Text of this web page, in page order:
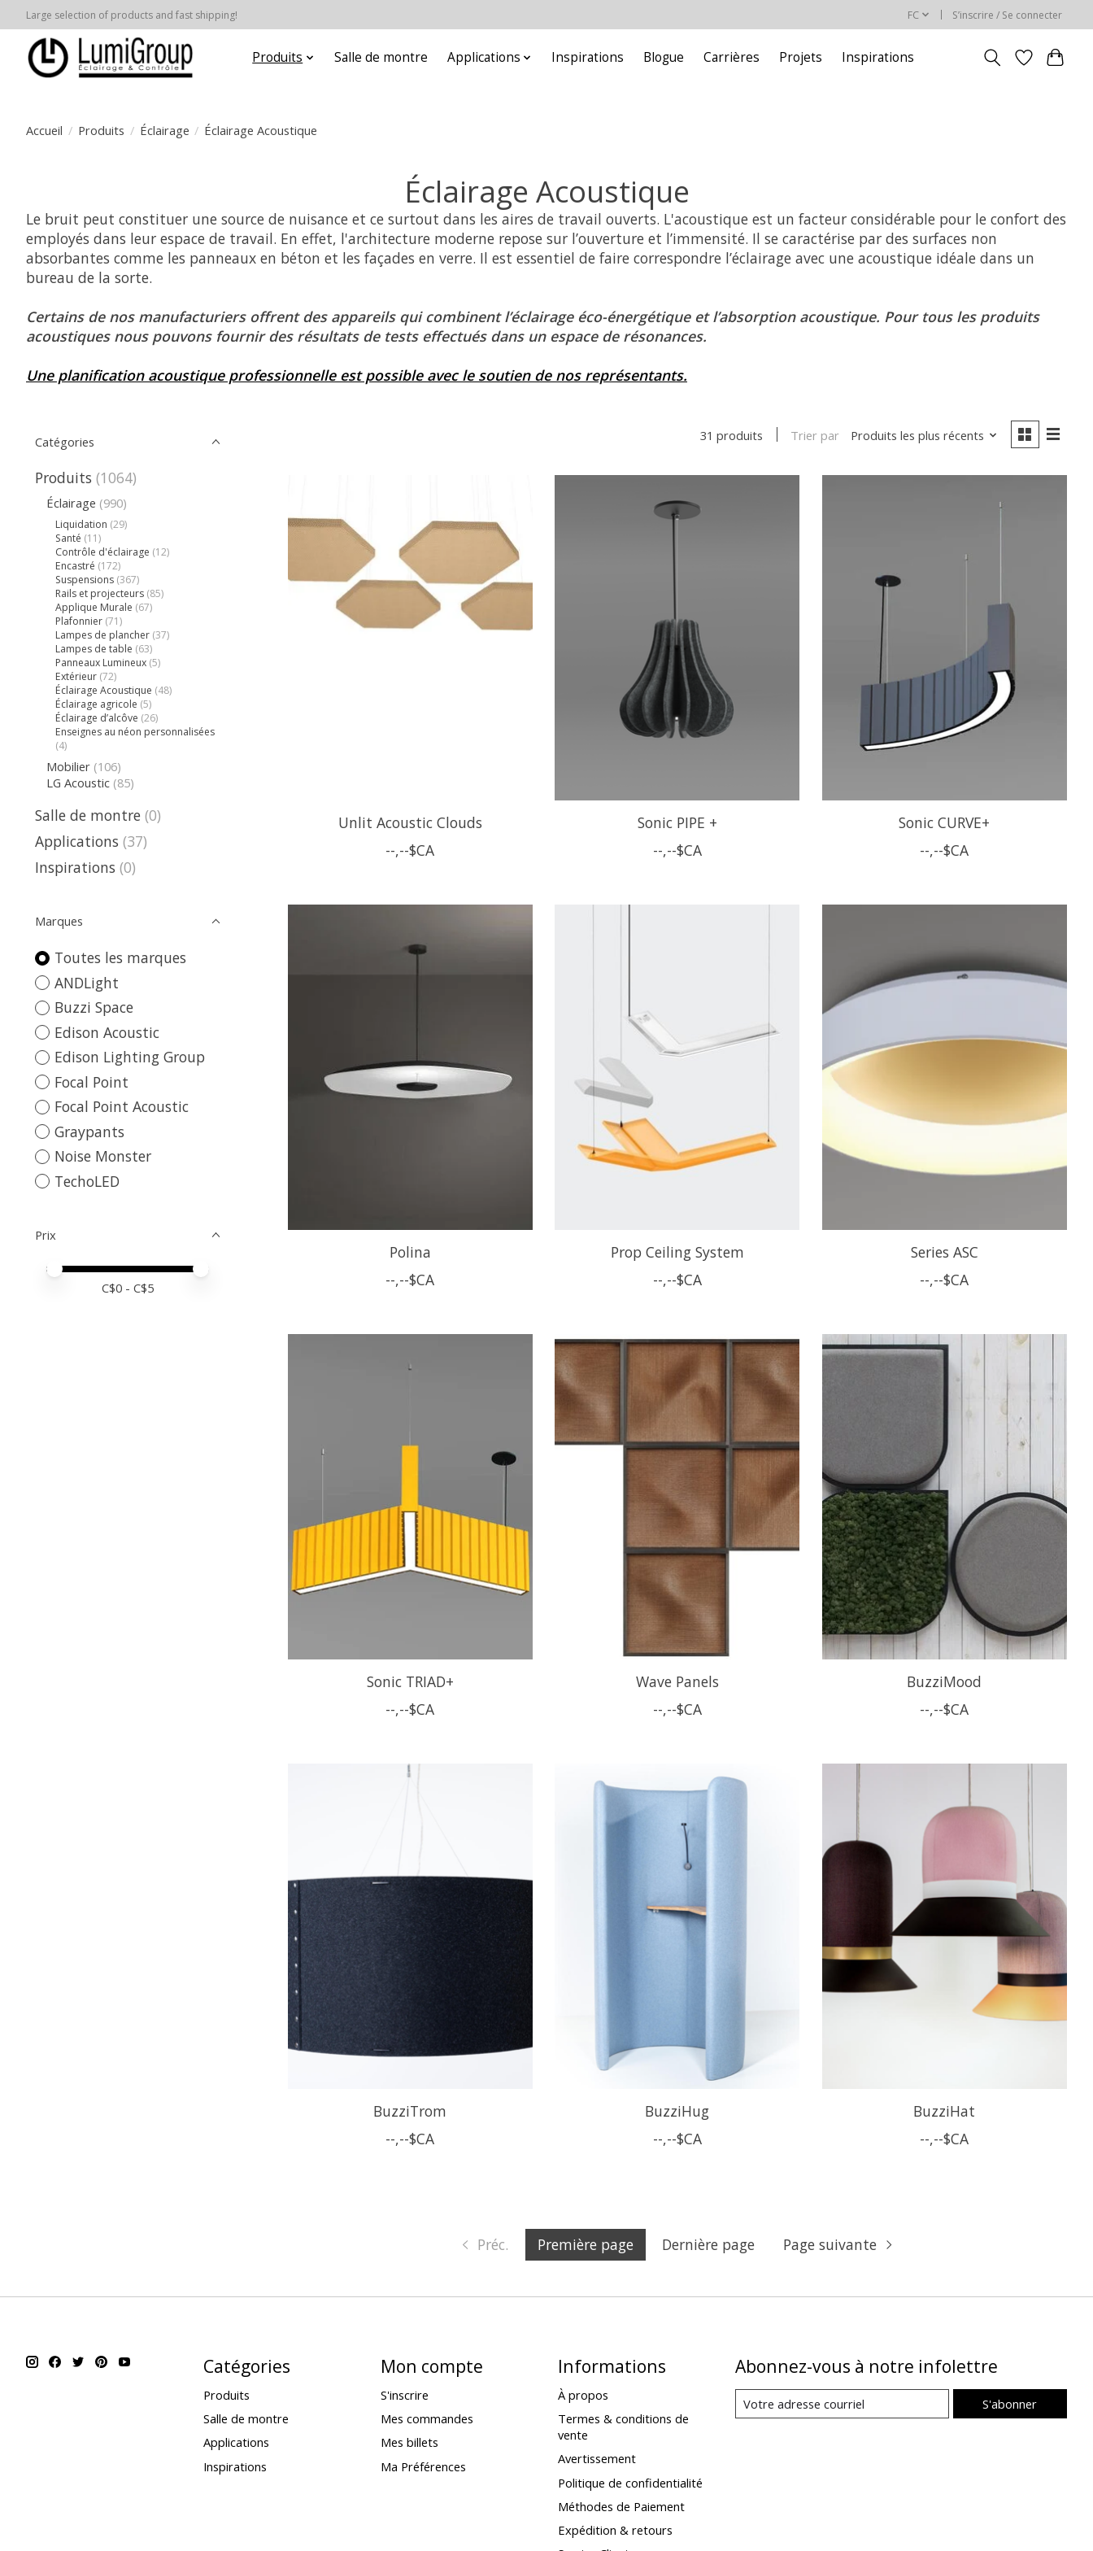
Large selection of products and fast shipping! FC S’inscrire / Se connecter
Produits Salle de montre Applications Inspirations Blogue Carrières Projets Inspirations
Accueil / Produits / Éclairage / Éclairage Acoustique
Éclairage Acoustique
Le bruit peut constituer une source de nuisance et ce surtout dans les aires de travail ouverts. L'acoustique est un facteur considérable pour le confort des
employés dans leur espace de travail. En effet, l'architecture moderne repose sur l’ouverture et l’immensité. Il se caractérise par des surfaces non
absorbantes comme les panneaux en béton et les façades en verre. Il est essentiel de faire correspondre l’éclairage avec une acoustique idéale dans un
bureau de la sorte.
Certains de nos manufacturiers offrent des appareils qui combinent l’éclairage éco-énergétique et l’absorption acoustique. Pour tous les produits
acoustiques nous pouvons fournir des résultats de tests effectués dans un espace de résonances.
Une planification acoustique professionnelle est possible avec le soutien de nos représentants.
Catégories
Produits (1064)
Éclairage (990)
Liquidation (29)
Santé (11)
Contrôle d'éclairage (12)
Encastré (172)
Suspensions (367)
Rails et projecteurs (85)
Applique Murale (67)
Plafonnier (71)
Lampes de plancher (37)
Lampes de table (63)
Panneaux Lumineux (5)
Extérieur (72)
Éclairage Acoustique (48)
Éclairage agricole (5)
Éclairage d’alcôve (26)
Enseignes au néon personnalisées
(4)
Mobilier (106)
LG Acoustic (85)
Salle de montre (0)
Applications (37)
Inspirations (0)
Marques
Toutes les marques
ANDLight
Buzzi Space
Edison Acoustic
Edison Lighting Group
Focal Point
Focal Point Acoustic
Graypants
Noise Monster
TechoLED
Prix
Prix minimum
Price maximum value
C$0 - C$5
31 produits Trier par Produits les plus récents
Unlit Acoustic Clouds
--,--$CA
Sonic PIPE +
--,--$CA
Sonic CURVE+
--,--$CA
Polina
--,--$CA
Prop Ceiling System
--,--$CA
Series ASC
--,--$CA
Sonic TRIAD+
--,--$CA
Wave Panels
--,--$CA
BuzziMood
--,--$CA
BuzziTrom
--,--$CA
BuzziHug
--,--$CA
BuzziHat
--,--$CA
Préc. Première page Dernière page Page suivante
Catégories
Produits
Salle de montre
Applications
Inspirations
Mon compte
S'inscrire
Mes commandes
Mes billets
Ma Préférences
Informations
À propos
Termes & conditions de
vente
Avertissement
Politique de confidentialité
Méthodes de Paiement
Expédition & retours
Abonnez-vous à notre infolettre
S'abonner